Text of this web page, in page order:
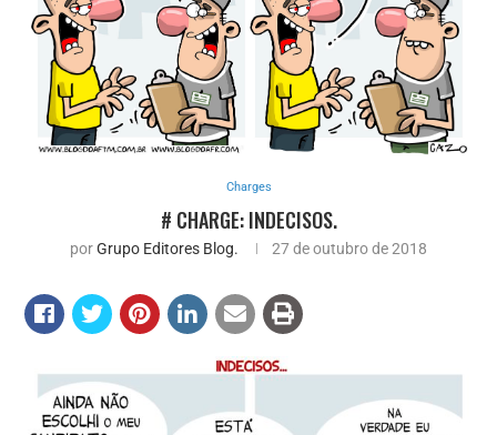
Charges
# CHARGE: INDECISOS.
porGrupo Editores Blog. 27 de outubro de 2018